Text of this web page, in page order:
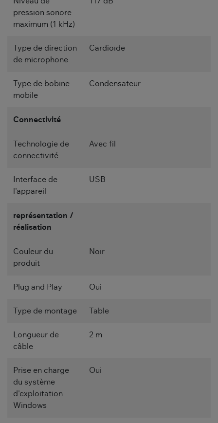
pression sonore
maximum (1 kHz)
Type de direction
de microphone
Cardioïde
Type de bobine
mobile
Condensateur
Connectivité
Technologie de
connectivité
Avec fil
Interface de
l'appareil
USB
représentation /
réalisation
Couleur du
produit
Noir
Plug and Play Oui
Type de montage Table
Longueur de
câble
2 m
Prise en charge
du système
d'exploitation
Windows
Oui